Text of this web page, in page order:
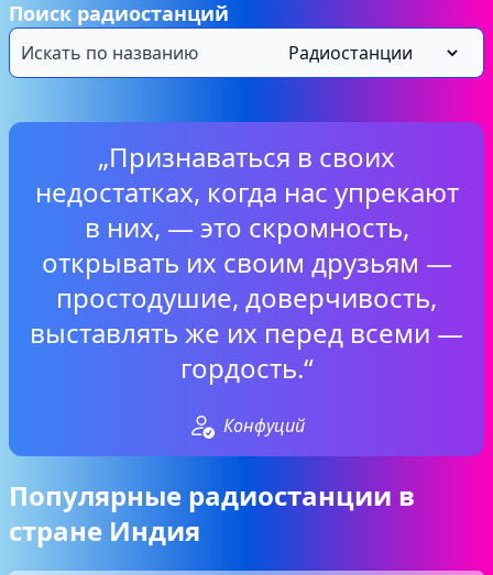
Поиск радиостанций
„Признаваться в своих
недостатках, когда нас упрекают
в них, — это скромность,
открывать их своим друзьям —
простодушие, доверчивость,
выставлять же их перед всеми —
гордость.“
Конфуций
Популярные радиостанции в
стране Индия